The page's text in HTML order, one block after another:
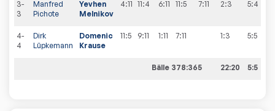
3-
3
Manfred
Pichote
Yevhen
Melnikov
4:11 11:4 6:11 11:5 7:11 2:3 5:4
4-
4
Dirk
Lüpkemann
Domenic
Krause
11:5 9:11 1:11 7:11 1:3 5:5
Bälle 378:365 22:20 5:5